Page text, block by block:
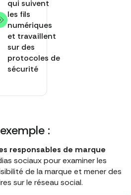
qui suivent
les fils
numériques
et travaillent
sur des
protocoles de
sécurité
:
responsables de marque
sociaux pour examiner les
de la marque et mener des
sur le réseau social.